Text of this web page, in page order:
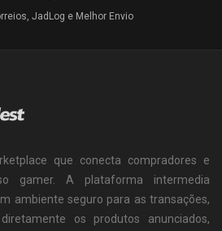
JadLog e Melhor Envio
que conecta compradores e
gamer. A plataforma intermedia
ambiente seguro para as transações,
os produtos anunciados,